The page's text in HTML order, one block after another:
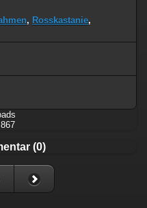
, Rosskastanie,
867
(0)